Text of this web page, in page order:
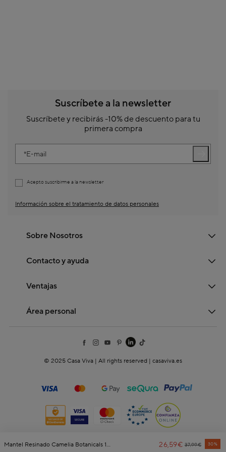
Mantel Resinado Camelia Botanicals 140x250cm Clau&Chloe Price
37,99€
To 30%
26,59€
Suscríbete a la newsletter
Suscríbete y recibirás -10% de descuento para tu
primera compra
E-mail
Acepto suscribirme a la newsletter
Información sobre el tratamiento de datos personales
Sobre Nosotros
Contacto y ayuda
Ventajas
Área personal
© 2025 Casa Viva | All rights reserved | casaviva.es